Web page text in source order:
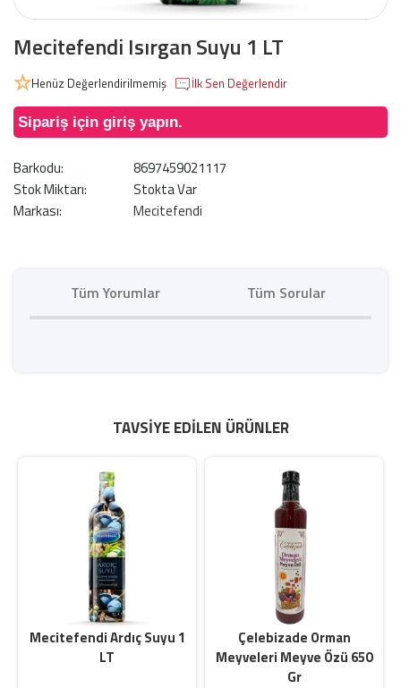
Mecitefendi Isırgan Suyu 1 LT
Henüz Değerlendirilmemiş İlk Sen Değerlendir
Sipariş için giriş yapın.
Barkodu:
8697459021117
Stok Miktarı:
Stokta Var
Markası:
Mecitefendi
Tüm Yorumlar Tüm Sorular
TAVSIYE EDILEN ÜRÜNLER
Mecitefendi Ardıç Suyu 1
LT
Çelebizade Orman
Meyveleri Meyve Özü 650
Gr